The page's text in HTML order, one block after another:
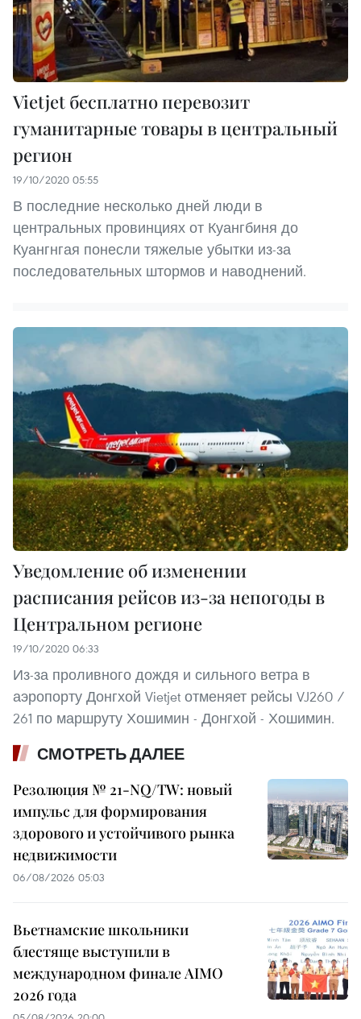
Vietjet бесплатно перевозит
гуманитарные товары в центральный
регион
19/10/2020 05:55
В последние несколько дней люди в
центральных провинциях от Куангбиня до
Куангнгая понесли тяжелые убытки из-за
последовательных штормов и наводнений.
Уведомление об изменении
расписания рейсов из-за непогоды в
Центральном регионе
19/10/2020 06:33
Из-за проливного дождя и сильного ветра в
аэропорту Донгхой Vietjet отменяет рейсы VJ260 /
261 по маршруту Хошимин - Донгхой - Хошимин.
СМОТРЕТЬ ДАЛЕЕ
Резолюция № 21-NQ/TW: новый
импульс для формирования
здорового и устойчивого рынка
недвижимости
06/08/2026 05:03
Вьетнамские школьники
блестяще выступили в
международном финале AIMO
2026 года